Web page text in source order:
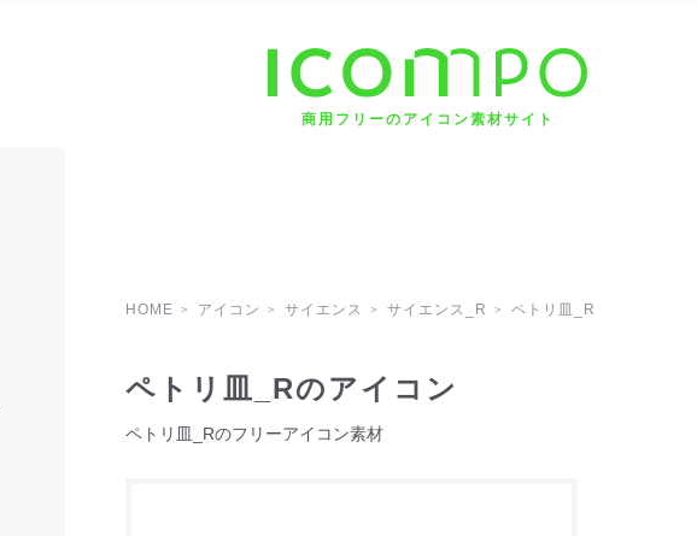
商用フリーのアイコン素材サイト
HOME アイコン サイエンス サイエンス_R ペトリ皿_R
ペトリ皿_Rのアイコン
ペトリ皿_Rのフリーアイコン素材